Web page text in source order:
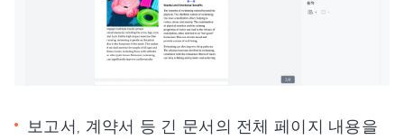
보고서, 계약서 등 긴 문서의 전체 페이지 내용을